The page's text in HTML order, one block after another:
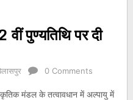
पुण्यतिथि पर दी
0 Comments
मंडल के तत्वावधान में अल्पायु में